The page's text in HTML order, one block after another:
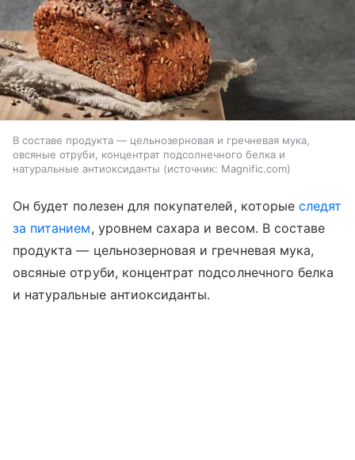
В составе продукта — цельнозерновая и гречневая мука,
овсяные отруби, концентрат подсолнечного белка и
натуральные антиоксиданты
источник: Magnific.com
Он будет полезен для покупателей, которыеследят
за питанием, уровнем сахара и весом. В составе
продукта — цельнозерновая и гречневая мука,
овсяные отруби, концентрат подсолнечного белка
и натуральные антиоксиданты.